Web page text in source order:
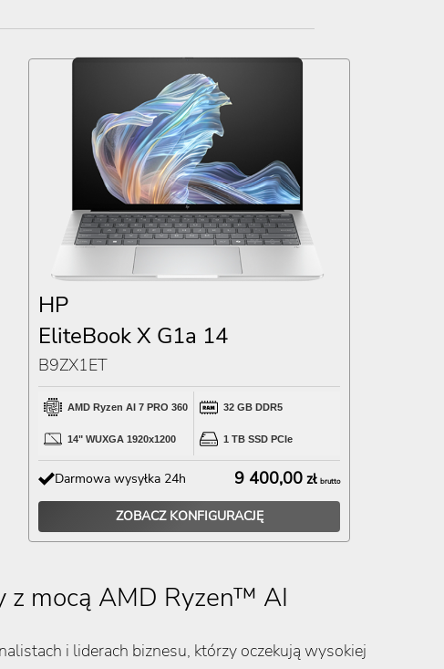
HP
EliteBook X G1a 14
B9ZX1ET
AMD Ryzen AI 7 PRO 360 32 GB DDR5
14" WUXGA 1920x1200 1 TB SSD PCIe
Darmowa wysyłka 24h 9 400,00 złbrutto
ZOBACZ KONFIGURACJĘ
z mocą AMD Ryzen™ AI
i liderach biznesu, którzy oczekują wysokiej